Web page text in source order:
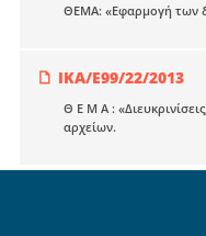
ΘΕΜΑ: «Εφαρμογή των
ΙΚΑ/Ε99/22/2013
Θ Ε Μ Α :
αρχείων.